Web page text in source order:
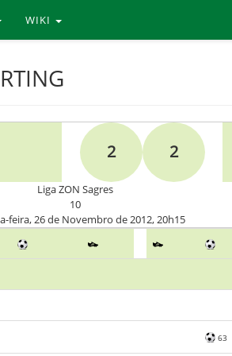
WIKI
2 2
Liga ZON Sagres
10
feira, 26 de Novembro de 2012, 20h15
63